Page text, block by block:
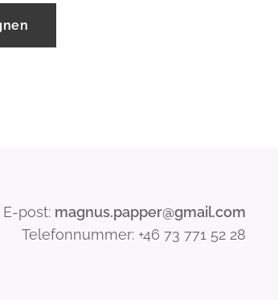
E-post: magnus.papper@gmail.com
Telefonnummer: +46 73 771 52 28